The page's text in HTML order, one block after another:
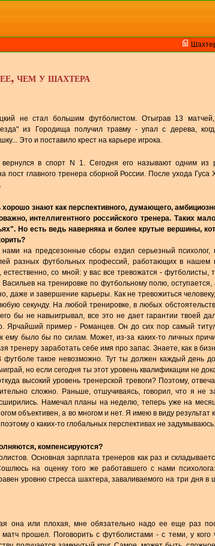
чем у шахтера
не стал большим футболистом. Отыграв 13 матчей,
из Городища получил травму - упал с дерева,
Это и поставило крест на карьере игрока.
в спорт N 1. Сегодня его называют одним из
пост главного тренера сборной России. После ухода Гуса
хорошо знают как перспективного, думающего,
интеллигентного российского тренера. Таких
Но есть ведь наверняка и более крутые вершины,
на предсезонные сборы ездил серьезный психолог,
разных футбольных профессий, работающих в нашем
со мной: у вас все тревожатся - футболисты,
на тренировке по футбольному полю, оступается,
даже и завершение карьеры. Как не тревожиться
секунду. На любой тренировке, в любых
бы не навыигрывал, все это не дает гарантии твоей
Ярчайший пример - Романцев. Он до сих пор самый
ему было бы по силам. Может, из-за каких-то личных
тренеру заработать себе имя про запас. Знаете, как в
футболе такое невозможно. Тут ты должен каждый день
но если сегодня ты этот уровень квалификации не
высокий уровень тренерской тревоги? Поэтому,
сложно. Раньше, отшучиваясь, говорил, что я не
Намечал планы на неделю, теперь уже на
объективен, а во многом и нет. Я имею в виду результат
о каких-то глобальных перспективах не задумываюсь.
компенсируются?
Основная зарплата тренеров как раз и
на оценку того же работавшего с нами
уровню стресса шахтера, заваливаемого на три дня в
она или плохая, мне обязательно надо ее еще раз
прошел. Поговорить с футболистами - с теми, у кого